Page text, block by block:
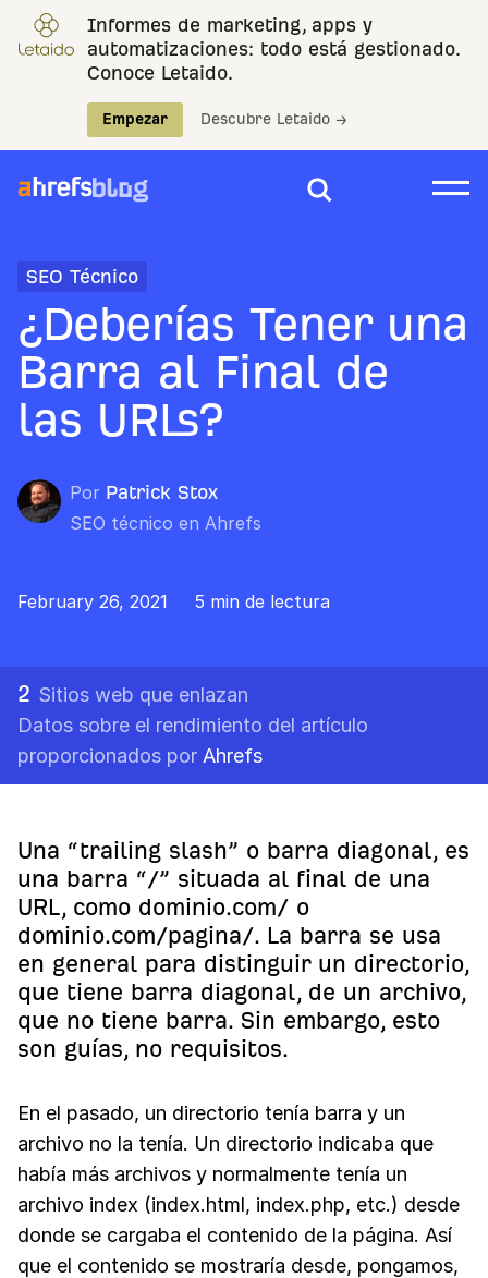
Informes de marketing, apps y
automatizaciones: todo está gestionado.
Conoce Letaido.
Empezar Descubre Letaido →
SEO Técnico
¿Deberías Tener una
Barra al Final de
las URLs?
Por Patrick Stox
SEO técnico en Ahrefs
February 26, 2021 5 min de lectura
2 Sitios web que enlazan
Datos sobre el rendimiento del artículo
proporcionados por Ahrefs
Una “trailing slash” o barra diagonal, es
una barra “/” situada al final de una
URL, como dominio.com/ o
dominio.com/pagina/. La barra se usa
en general para distinguir un directorio,
que tiene barra diagonal, de un archivo,
que no tiene barra. Sin embargo, esto
son guías, no requisitos.
En el pasado, un directorio tenía barra y un
archivo no la tenía. Un directorio indicaba que
había más archivos y normalmente tenía un
archivo index (index.html, index.php, etc.) desde
donde se cargaba el contenido de la página. Así
que el contenido se mostraría desde, pongamos,